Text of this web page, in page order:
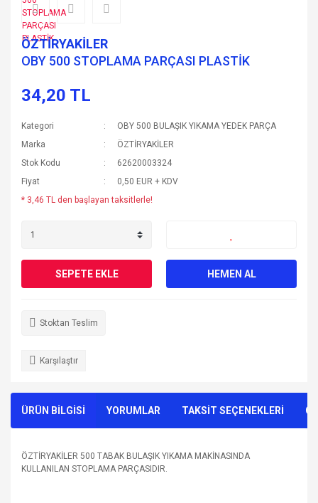
ÖZTİRYAKİLER
OBY 500 STOPLAMA PARÇASI PLASTİK
34,20 TL
Kategori
OBY 500 BULAŞIK YIKAMA YEDEK PARÇA
Marka
ÖZTİRYAKİLER
Stok Kodu
62620003324
Fiyat
0,50 EUR + KDV
* 3,46 TL den başlayan taksitlerle!
SEPETE EKLE HEMEN AL
Stoktan Teslim
Karşılaştır
ÜRÜN BİLGİSİ YORUMLAR TAKSİT SEÇENEKLERİ
ÖZTİRYAKİLER 500 TABAK BULAŞIK YIKAMA MAKİNASINDA
KULLANILAN STOPLAMA PARÇASIDIR.